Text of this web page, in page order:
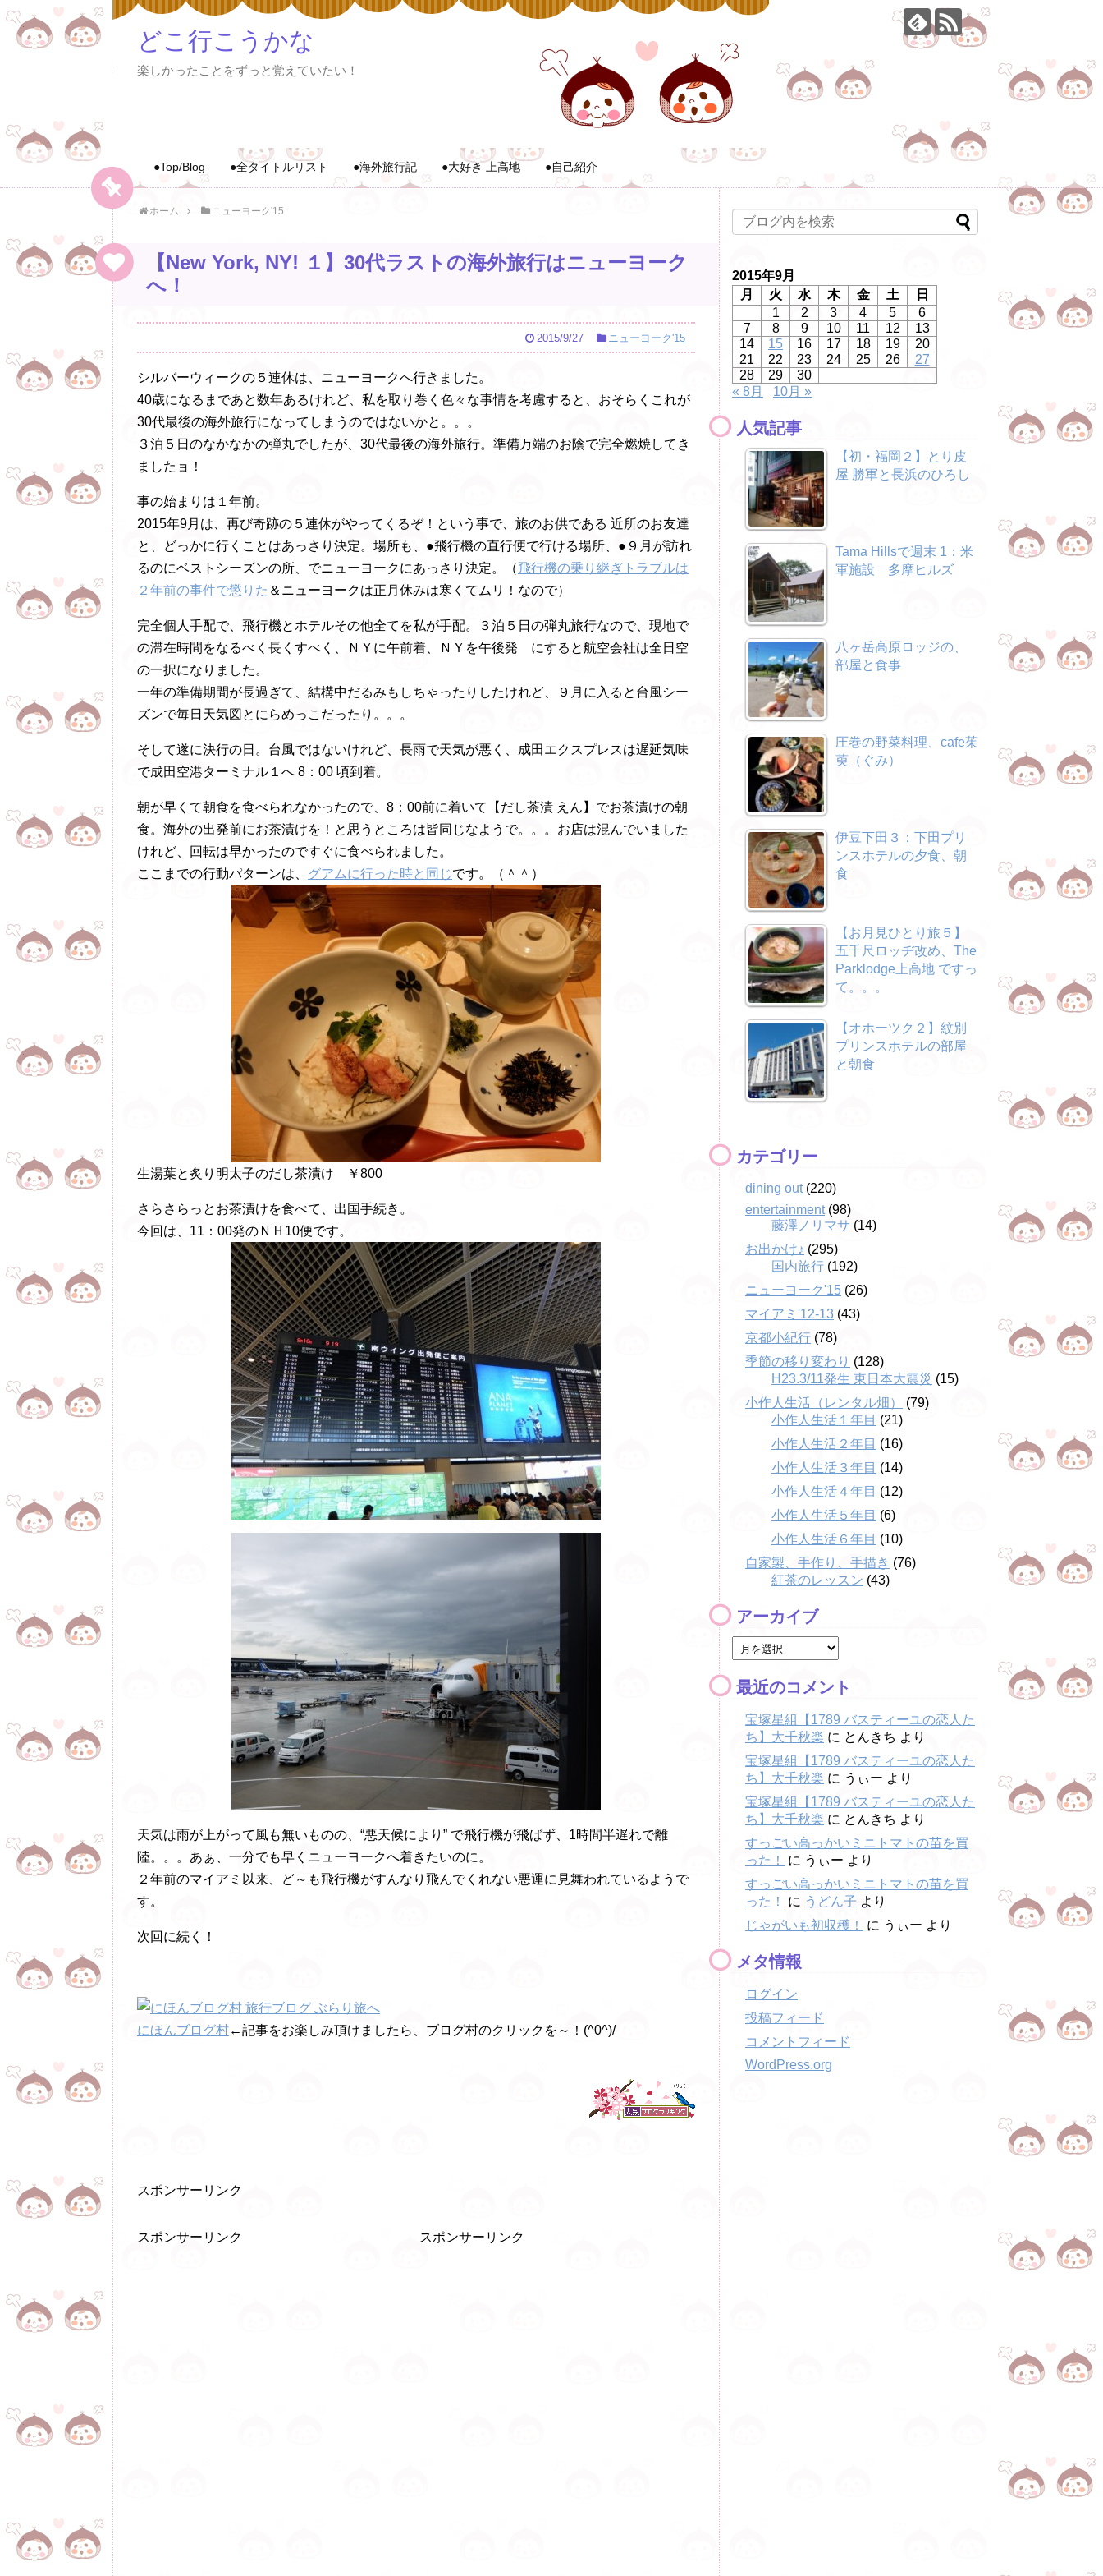
どこ行こうかな
楽しかったことをずっと覚えていたい！
●Top/Blog ●全タイトルリスト ●海外旅行記 ●大好き 上高地 ●自己紹介
ホーム ニューヨーク'15
【New York, NY! １】30代ラストの海外旅行はニューヨーク
へ！
2015/9/27 ニューヨーク'15
シルバーウィークの５連休は、ニューヨークへ行きました。
40歳になるまであと数年あるけれど、私を取り巻く色々な事情を考慮すると、おそらくこれが
30代最後の海外旅行になってしまうのではないかと。。。
３泊５日のなかなかの弾丸でしたが、30代最後の海外旅行。準備万端のお陰で完全燃焼してき
ましたョ！
事の始まりは１年前。
2015年9月は、再び奇跡の５連休がやってくるぞ！という事で、旅のお供である 近所のお友達
と、どっかに行くことはあっさり決定。場所も、●飛行機の直行便で行ける場所、●９月が訪れ
るのにベストシーズンの所、でニューヨークにあっさり決定。（飛行機の乗り継ぎトラブルは
２年前の事件で懲りた ＆ニューヨークは正月休みは寒くてムリ！なので）
完全個人手配で、飛行機とホテルその他全てを私が手配。３泊５日の弾丸旅行なので、現地で
の滞在時間をなるべく長くすべく、ＮＹに午前着、ＮＹを午後発 にすると航空会社は全日空
の一択になりました。
一年の準備期間が長過ぎて、結構中だるみもしちゃったりしたけれど、９月に入ると台風シー
ズンで毎日天気図とにらめっこだったり。。。
そして遂に決行の日。台風ではないけれど、長雨で天気が悪く、成田エクスプレスは遅延気味
で成田空港ターミナル１へ 8：00 頃到着。
朝が早くて朝食を食べられなかったので、8：00前に着いて【だし茶漬 えん】でお茶漬けの朝
食。海外の出発前にお茶漬けを！と思うところは皆同じなようで。。。お店は混んでいました
けれど、回転は早かったのですぐに食べられました。
ここまでの行動パターンは、
グアムに行った時と同じです。（＾＾）
生湯葉と炙り明太子のだし茶漬け ￥800
さらさらっとお茶漬けを食べて、出国手続き。
今回は、11：00発のＮＨ10便です。
天気は雨が上がって風も無いものの、“悪天候により” で飛行機が飛ばず、1時間半遅れで離
陸。。。あぁ、一分でも早くニューヨークへ着きたいのに。
２年前のマイアミ以来、ど～も飛行機がすんなり飛んでくれない悪運に見舞われているようで
す。
次回に続く！
にほんブログ村←記事をお楽しみ頂けましたら、ブログ村のクリックを～！(^0^)/
スポンサーリンク
スポンサーリンク スポンサーリンク
2015年9月
月
火 水 木 金 土
日
1
2 3 4 5
6
7
8 9 10 11 12
13
14
15 16 17 18 19
20
21
22 23 24 25 26
27
28
29
30
« 8月
10月 »
人気記事
【初・福岡２】とり皮
屋 勝軍と長浜のひろし
Tama Hillsで週末 1：米
軍施設 多摩ヒルズ
八ヶ岳高原ロッジの、
部屋と食事
圧巻の野菜料理、cafe茱
萸（ぐみ）
伊豆下田３：下田プリ
ンスホテルの夕食、朝
食
【お月見ひとり旅５】
五千尺ロッヂ改め、The
Parklodge上高地 ですっ
て。。。
【オホーツク２】紋別
プリンスホテルの部屋
と朝食
カテゴリー
dining out(220)
entertainment(98)
藤澤ノリマサ (14)
お出かけ♪ (295)
国内旅行 (192)
ニューヨーク'15 (26)
マイアミ'12-13 (43)
京都小紀行 (78)
季節の移り変わり (128)
H23.3/11発生 東日本大震災 (15)
小作人生活（レンタル畑）
(79)
小作人生活１年目 (21)
小作人生活２年目 (16)
小作人生活３年目 (14)
小作人生活４年目 (12)
小作人生活５年目 (6)
小作人生活６年目 (10)
自家製、手作り、手描き (76)
紅茶のレッスン (43)
アーカイブ
最近のコメント
宝塚星組【1789 バスティーユの恋人た
ち】大千秋楽 に とんきち より
宝塚星組【1789 バスティーユの恋人た
ち】大千秋楽 に うぃー より
宝塚星組【1789 バスティーユの恋人た
ち】大千秋楽 に とんきち より
すっごい高っかいミニトマトの苗を買
った！
に うぃー より
すっごい高っかいミニトマトの苗を買
った！
に うどん子 より
じゃがいも初収穫！
に うぃー より
メタ情報
ログイン
投稿フィード
コメントフィード
WordPress.org